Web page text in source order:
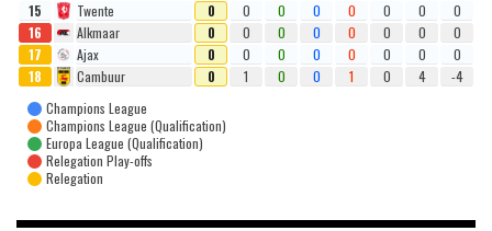
15
Twente 0 0 0 0 0 0 0
0
16
Alkmaar 0 0 0 0 0 0 0
0
17
Ajax 0 0 0 0 0 0 0
0
18
Cambuur 0 1 0 0 1 0 4
-4
Champions League
Champions League (Qualification)
Europa League (Qualification)
Relegation Play-offs
Relegation